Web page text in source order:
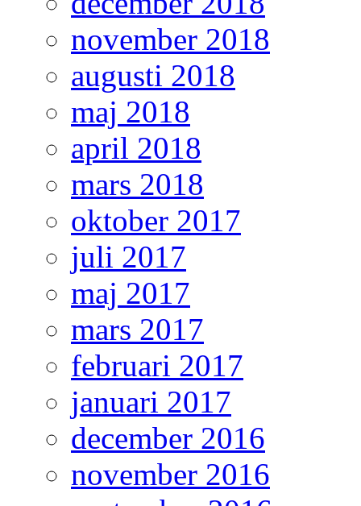
november 2018
augusti 2018
maj 2018
april 2018
mars 2018
oktober 2017
juli 2017
maj 2017
mars 2017
februari 2017
januari 2017
december 2016
november 2016